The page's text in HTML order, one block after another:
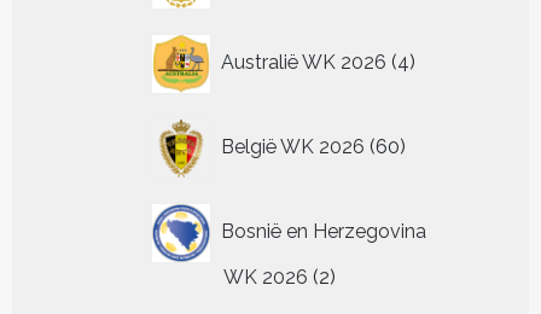
Australië WK 2026 4
producten
België WK 2026 60
producten
Bosnië en Herzegovina
WK 2026 22